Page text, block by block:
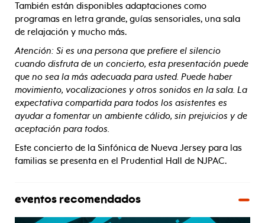
También están disponibles adaptaciones como
programas en letra grande, guías sensoriales, una sala
de relajación y mucho más.
Atención: Si es una persona que prefiere el silencio
cuando disfruta de un concierto, esta presentación puede
que no sea la más adecuada para usted. Puede haber
movimiento, vocalizaciones y otros sonidos en la sala. La
expectativa compartida para todos los asistentes es
ayudar a fomentar un ambiente cálido, sin prejuicios y de
aceptación para todos.
Este concierto de la Sinfónica de Nueva Jersey para las
familias se presenta en el Prudential Hall de NJPAC.
eventos recomendados